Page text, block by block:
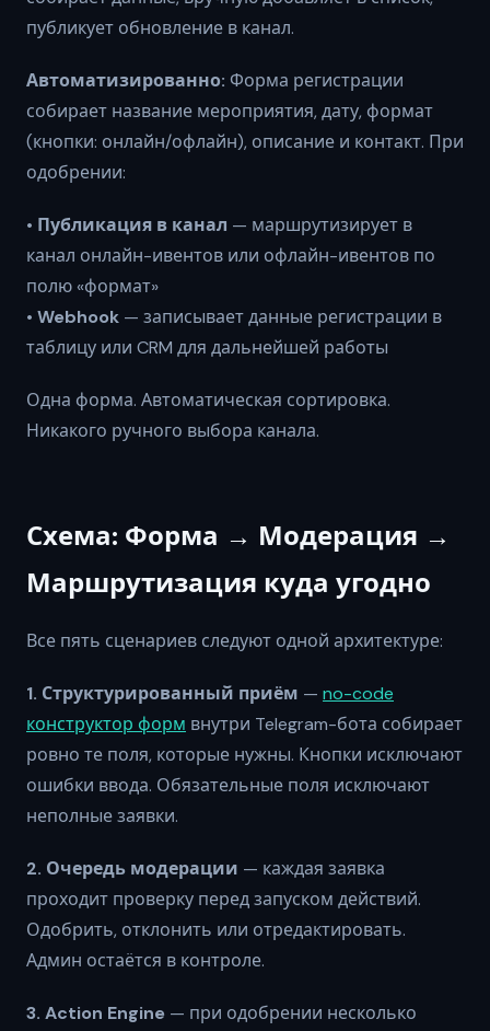
публикует обновление в канал.
Автоматизированно: Форма регистрации
собирает название мероприятия, дату, формат
(кнопки: онлайн/офлайн), описание и контакт. При
одобрении:
• Публикация в канал — маршрутизирует в
канал онлайн-ивентов или офлайн-ивентов по
полю «формат»
• Webhook — записывает данные регистрации в
таблицу или CRM для дальнейшей работы
Одна форма. Автоматическая сортировка.
Никакого ручного выбора канала.
Схема: Форма → Модерация →
Маршрутизация куда угодно
Все пять сценариев следуют одной архитектуре:
1. Структурированный приём — no-code
конструктор форм внутри Telegram-бота собирает
ровно те поля, которые нужны. Кнопки исключают
ошибки ввода. Обязательные поля исключают
неполные заявки.
2. Очередь модерации — каждая заявка
проходит проверку перед запуском действий.
Одобрить, отклонить или отредактировать.
Админ остаётся в контроле.
3. Action Engine — при одобрении несколько